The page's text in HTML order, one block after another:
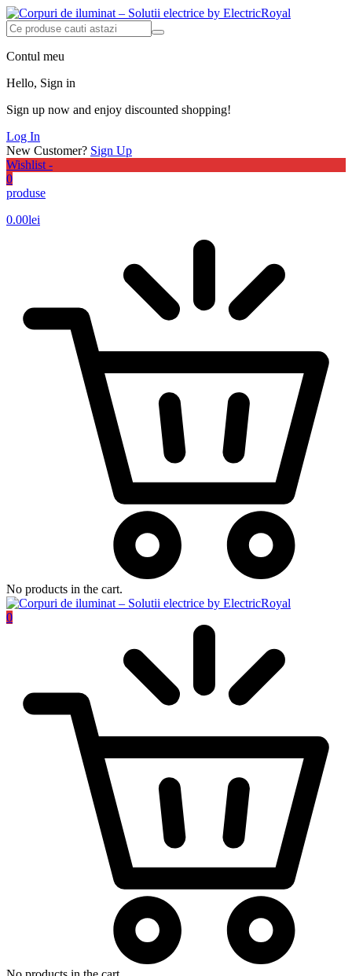
Contul meu
Hello, Sign in
Sign up now and enjoy discounted shopping!
Log In
New Customer? Sign Up
Wishlist -
0
produse
0.00lei
No products in the cart.
0